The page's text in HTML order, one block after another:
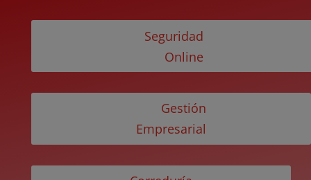
Seguridad
Online
Gestión
Empresarial